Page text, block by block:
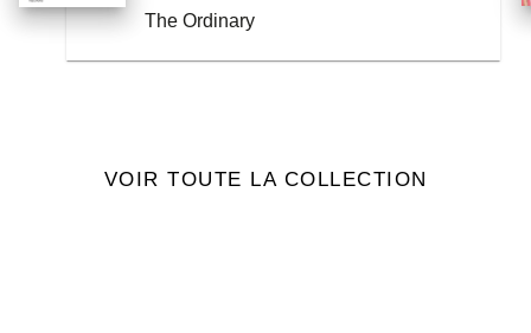
The Ordinary
VOIR TOUTE LA COLLECTION